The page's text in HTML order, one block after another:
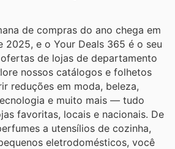
de compras do ano chega em
2025, e o Your Deals 365 é o seu
de lojas de departamento
nossos catálogos e folhetos
reduções em moda, beleza,
e muito mais — tudo
favoritas, locais e nacionais. De
a utensílios de cozinha,
eletrodomésticos, você